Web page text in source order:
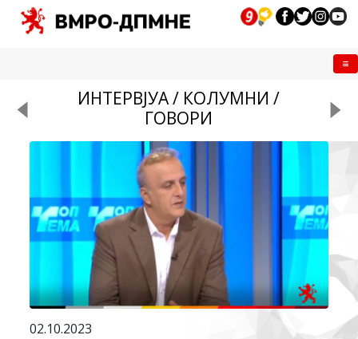
ИНТЕРВЈУА / КОЛУМНИ /
ГОВОРИ
02.10.2023